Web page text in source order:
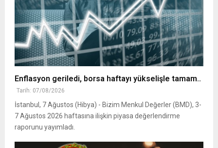
Enflasyon geriledi, borsa haftayı yükselişle tamam..
Tarih: 07/08/2026
İstanbul, 7 Ağustos (Hibya) - Bizim Menkul Değerler (BMD), 3-
7 Ağustos 2026 haftasına ilişkin piyasa değerlendirme
raporunu yayımladı.